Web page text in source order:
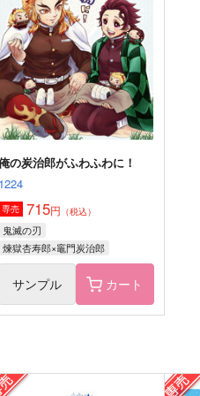
87vie
975円（税込）
煉獄杏寿郎×竈門炭治郎
サンプル 作品詳細
ッピーエンドを追いかけて
色相
の炭治郎がふわふわに！
1224
専売 715円 （税込）
鬼滅の刃
煉獄杏寿郎×竈門炭治郎
サンプル カート